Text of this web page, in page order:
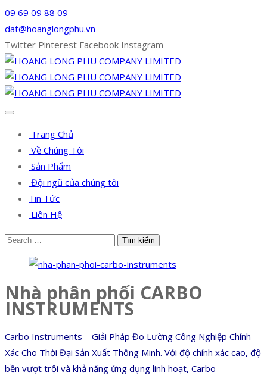
09 69 09 88 09
dat@hoanglongphu.vn
Twitter Pinterest Facebook Instagram
Trang Chủ
Về Chúng Tôi
Sản Phẩm
Đội ngũ của chúng tôi
Tin Tức
Liên Hệ
Nhà phân phối CARBO
INSTRUMENTS
Carbo Instruments – Giải Pháp Đo Lường Công Nghiệp Chính
Xác Cho Thời Đại Sản Xuất Thông Minh. Với độ chính xác cao, độ
bền vượt trội và khả năng ứng dụng linh hoạt, Carbo